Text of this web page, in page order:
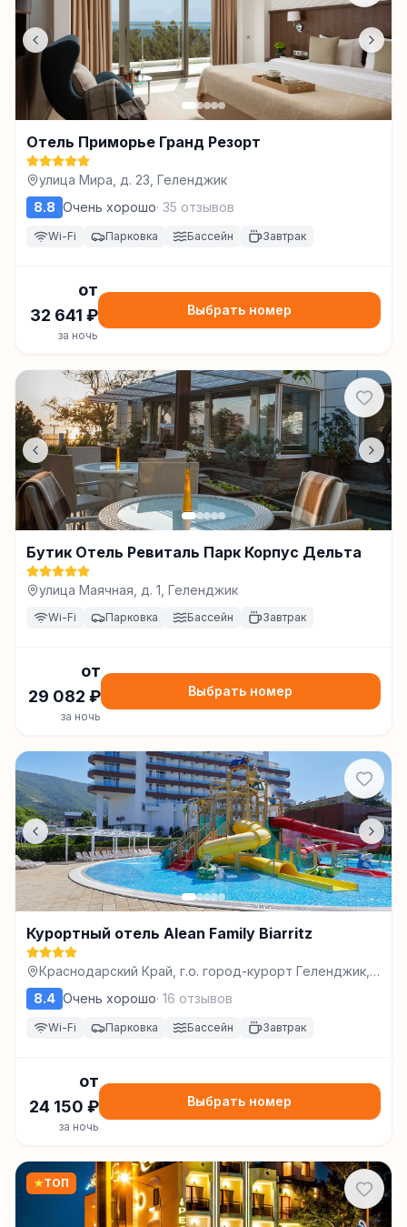
Отель Приморье Гранд Резорт
улица Мира, д. 23, Геленджик
8.8 Очень хорошо· 35 отзывов
Wi-Fi Парковка Бассейн Завтрак
от
32 641 ₽
за ночь
Выбрать номер
Бутик Отель Ревиталь Парк Корпус Дельта
улица Маячная, д. 1, Геленджик
Wi-Fi Парковка Бассейн Завтрак
от
29 082 ₽
за ночь
Выбрать номер
Курортный отель Alean Family Biarritz
Краснодарский Край, г.о. город-курорт Геленджик, г
Геленджик, ул Маячная, д. 9, к. 3, Геленджик
8.4 Очень хорошо· 16 отзывов
Wi-Fi Парковка Бассейн Завтрак
от
24 150 ₽
за ночь
Выбрать номер
★ТОП